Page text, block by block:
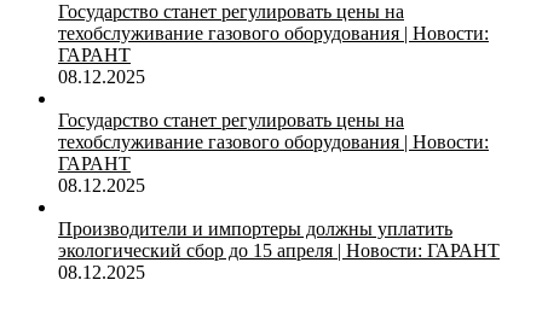
Государство станет регулировать цены на
техобслуживание газового оборудования | Новости:
ГАРАНТ
08.12.2025
Государство станет регулировать цены на
техобслуживание газового оборудования | Новости:
ГАРАНТ
08.12.2025
Производители и импортеры должны уплатить
экологический сбор до 15 апреля | Новости: ГАРАНТ
08.12.2025